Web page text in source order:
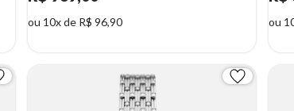
ou 10x de R$ 96,90 ou